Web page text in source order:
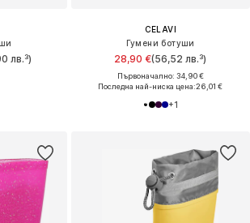
лв.³)
CELAVI
Гумени ботуши
28,90 €(56,52 лв.³)
Първоначално: 34,90 €
Последна най-ниска цена:26,01 €
+1